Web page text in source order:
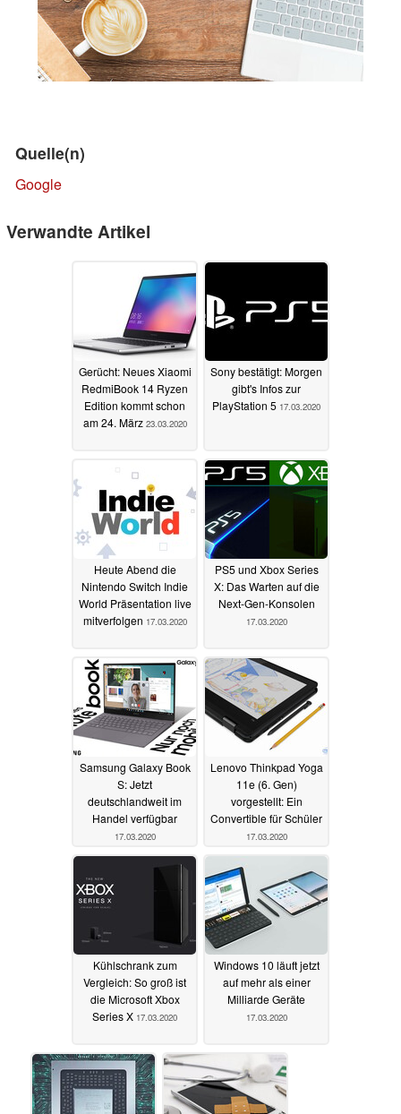
Quelle(n)
Google
Verwandte Artikel
Gerücht: Neues Xiaomi
RedmiBook 14 Ryzen
Edition kommt schon
am 24. März 23.03.2020
Sony bestätigt: Morgen
gibt's Infos zur
PlayStation 5 17.03.2020
Heute Abend die
Nintendo Switch Indie
World Präsentation live
mitverfolgen 17.03.2020
PS5 und Xbox Series
X: Das Warten auf die
Next-Gen-Konsolen
17.03.2020
Samsung Galaxy Book
S: Jetzt
deutschlandweit im
Handel verfügbar
17.03.2020
Lenovo Thinkpad Yoga
11e (6. Gen)
vorgestellt: Ein
Convertible für Schüler
17.03.2020
Kühlschrank zum
Vergleich: So groß ist
die Microsoft Xbox
Series X 17.03.2020
Windows 10 läuft jetzt
auf mehr als einer
Milliarde Geräte
17.03.2020